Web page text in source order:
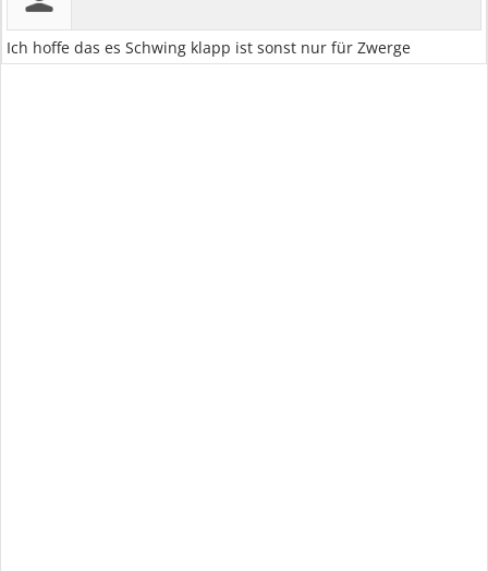
Ich hoffe das es Schwing klapp ist sonst nur für Zwerge